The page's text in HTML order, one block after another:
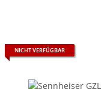
NICHT VERFÜGBAR